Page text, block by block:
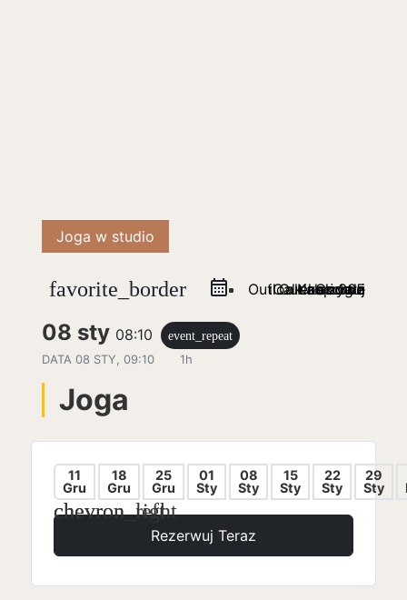
Joga w studio
favorite_border iCal eksportuj
Kalendarz Google
Outlook 365
Outlook na żywo
08 sty 08:10
event_repeat
DATA08 STY, 09:10 1h
Joga
11
Gru
18
Gru
25
Gru
01
Sty
08
Sty
15
Sty
22
Sty
29
Sty
chevron_left
chevron_right
Rezerwuj Teraz